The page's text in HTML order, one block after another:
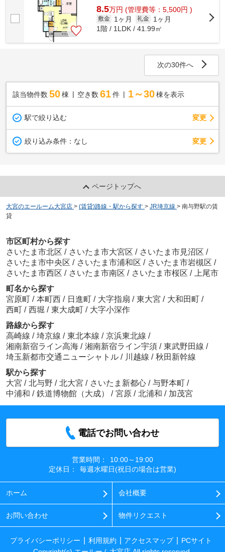
8.5万円 (管理費等：5,500円 )
敷金 1ヶ月 礼金
1ヶ月
1階 / 1LDK / 41.99㎡
次の30件へ
該当物件数 50棟 空き数 61 件 1～30 棟を表示
駅で絞り込む 変更
絞り込み条件： なし 変更
ページトップへ
大宮のエールーム大宮店 > (賃貸)路線・駅から探す > JR埼京線 > 南与野駅の賃
貸
市区町村から探す
さいたま市北区 / さいたま市大宮区 / さいたま市見沼区 /
さいたま市中央区 / さいたま市浦和区 / さいたま市岩槻区 /
さいたま市西区 / さいたま市南区 / さいたま市桜区 /
上尾市
町名から探す
宮原町 / 本町西 / 日進町 / 大字指扇 / 東大宮 / 大和田町 /
西町 / 西堀 / 東大成町 / 大字小深作
路線から探す
高崎線 / 埼京線 / 東北本線 / 京浜東北線 /
湘南新宿ライン高海 / 湘南新宿ライン宇須 / 東武野田線 /
埼玉新都市交通ニューシャトル / 川越線 / 秋田新幹線
駅から探す
大宮 / 北与野 / 北大宮 / さいたま新都心 / 与野本町 /
中浦和 / 鉄道博物館（大成） / 宮原 / 北浦和 / 加茂宮
電話でお問い合わせ
営業時間：
10:00～19:00
定休日：
毎週水曜日(祝日の場合は営業)
ホーム 会社概要
お問い合わせ 物件リクエスト
プライバシーポリシー 利用規約 アクセスマップ
PCサイト